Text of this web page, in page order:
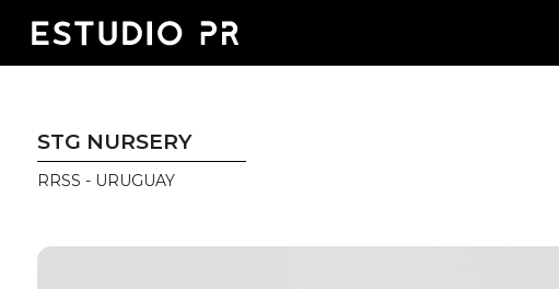
STG NURSERY
RRSS - URUGUAY